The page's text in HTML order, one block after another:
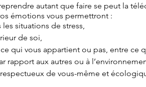
autant que faire se peut la
émotions vous permettront :
situations de stress,
de soi,
qui vous appartient ou pas, entre ce
rapport aux autres ou à
de vous-même et